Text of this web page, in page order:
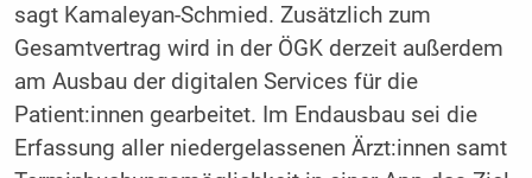
sagt Kamaleyan-Schmied. Zusätzlich zum
Gesamtvertrag wird in der ÖGK derzeit außerdem
am Ausbau der digitalen Services für die
Patient:innen gearbeitet. Im Endausbau sei die
Erfassung aller niedergelassenen Ärzt:innen samt